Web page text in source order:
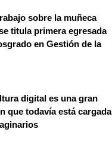
sobre la muñeca
titula primera egresada
en Gestión de la
digital es una gran
que todavía está cargada